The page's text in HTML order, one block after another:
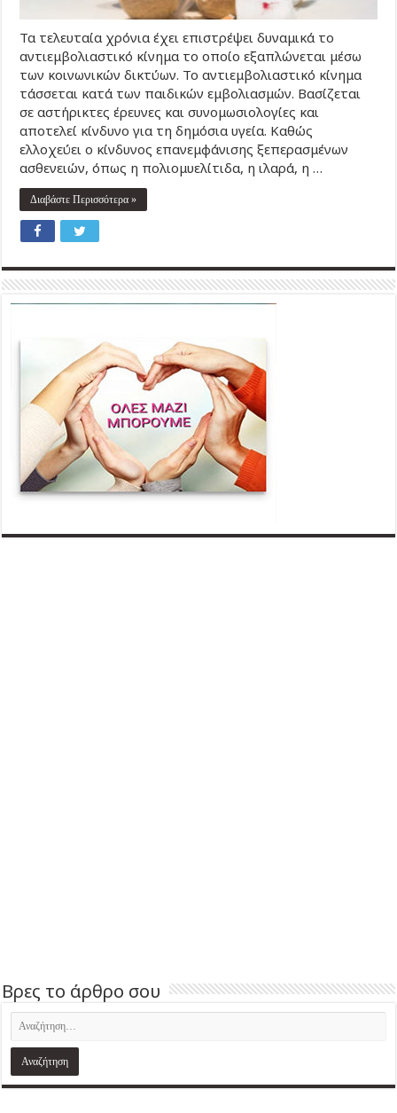
Τα τελευταία χρόνια έχει επιστρέψει δυναμικά το
αντιεμβολιαστικό κίνημα το οποίο εξαπλώνεται μέσω
των κοινωνικών δικτύων. Το αντιεμβολιαστικό κίνημα
τάσσεται κατά των παιδικών εμβολιασμών. Βασίζεται
σε αστήρικτες έρευνες και συνομωσιολογίες και
αποτελεί κίνδυνο για τη δημόσια υγεία. Καθώς
ελλοχεύει ο κίνδυνος επανεμφάνισης ξεπερασμένων
ασθενειών, όπως η πολιομυελίτιδα, η ιλαρά, η …
Διαβάστε Περισσότερα »
Βρες το άρθρο σου